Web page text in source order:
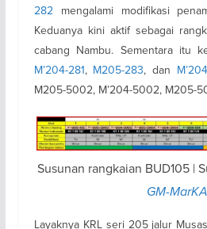
282mengalami modifikasi
Keduanya kini aktif sebagai
cabang Nambu. Sementara itu
M’204-281, M205-283, dan
M205-5002, M’204-5002, M205-
Susunan rangkaian BUD105 |
GM-MarKA
Layaknya KRL seri 205 jalur